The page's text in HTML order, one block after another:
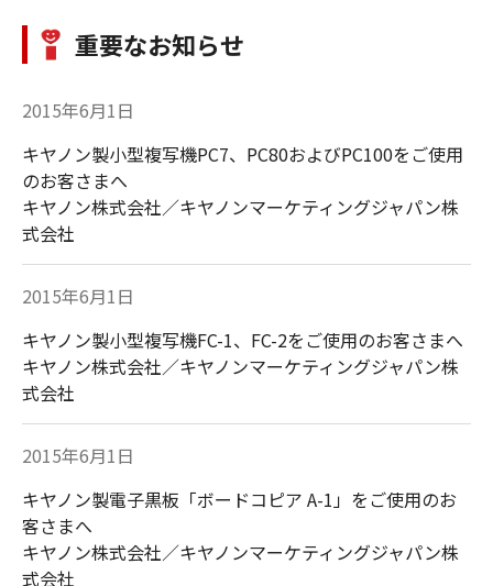
重要なお知らせ
2015年6月1日
キヤノン製小型複写機PC7、PC80およびPC100をご使用
のお客さまへ
キヤノン株式会社／キヤノンマーケティングジャパン株
式会社
2015年6月1日
キヤノン製小型複写機FC-1、FC-2をご使用のお客さまへ
キヤノン株式会社／キヤノンマーケティングジャパン株
式会社
2015年6月1日
キヤノン製電子黒板「ボードコピア A-1」をご使用のお
客さまへ
キヤノン株式会社／キヤノンマーケティングジャパン株
式会社